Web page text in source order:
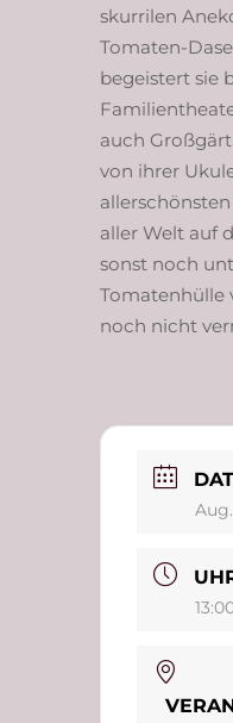
skurrilen
Tomaten-
begeistert sie
auch
von ihrer
aller Welt auf
sonst noch
Tomatenhülle
noch nicht